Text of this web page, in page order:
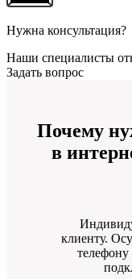
Нужна консультация?
Наши специалисты
Задать вопрос
Почему
в
клиенту.